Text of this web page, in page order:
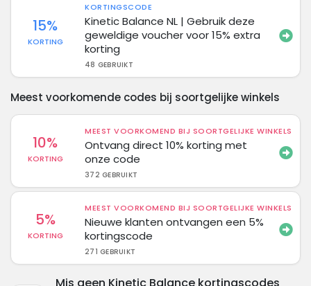
15%
KORTING
KORTINGSCODE
Kinetic Balance NL | Gebruik deze
geweldige voucher voor 15% extra
korting
48 GEBRUIKT
Meest voorkomende codes bij soortgelijke winkels
10%
KORTING
MEEST VOORKOMEND BIJ SOORTGELIJKE WINKELS
Ontvang direct 10% korting met
onze code
372 GEBRUIKT
5%
KORTING
MEEST VOORKOMEND BIJ SOORTGELIJKE WINKELS
Nieuwe klanten ontvangen een 5%
kortingscode
271 GEBRUIKT
Mis geen Kinetic Balance kortingscodes